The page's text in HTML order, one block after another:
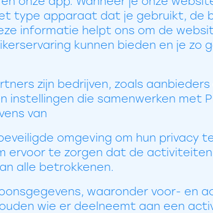
type apparaat dat je gebruikt, de
informatie helpt ons om de
kunnen bieden en je zo
zijn bedrijven, zoals aanbieders
instellingen die samenwerken met
van
omgeving om hun privacy
ervoor te zorgen dat de
alle betrokkenen.
waaronder voor- en
wie er deelneemt aan een